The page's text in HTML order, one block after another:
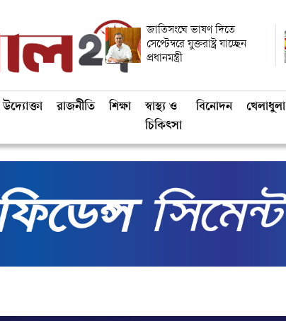
জাতিসংঘে ভাষণ দিতে
সেপ্টেম্বরে যুক্তরাষ্ট্র যাচ্ছেন
প্রধানমন্ত্রী
উদ্যোক্তা রাজনীতি শিক্ষা
স্বাস্থ্য ও
চিকিৎসা
বিনোদন খেলাধুলা